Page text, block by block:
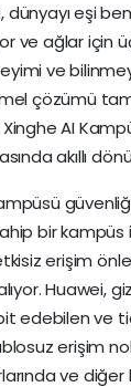
dünyayı eşi
ve ağlar için
ve
çözümü
AI
akıllı
bir kampüs
erişim
Huawei,
edebilen ve
erişim
ve